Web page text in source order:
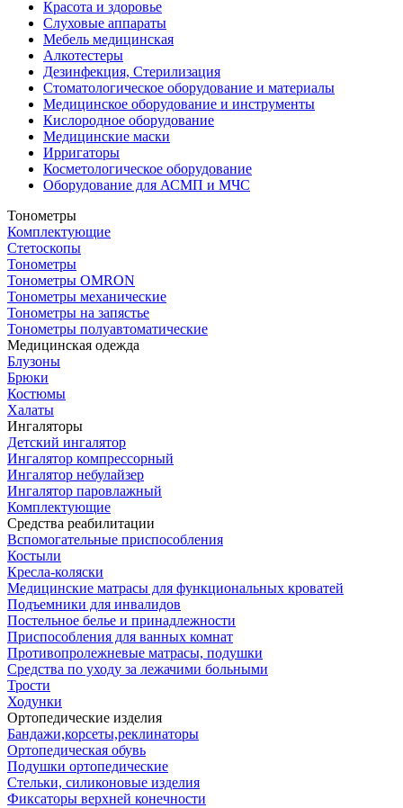
Красота и здоровье
Слуховые аппараты
Мебель медицинская
Алкотестеры
Дезинфекция, Стерилизация
Стоматологическое оборудование и материалы
Медицинское оборудование и инструменты
Кислородное оборудование
Медицинские маски
Ирригаторы
Косметологическое оборудование
Оборудование для АСМП и МЧС
Тонометры
Комплектующие
Стетоскопы
Тонометры
Тонометры OMRON
Тонометры механические
Тонометры на запястье
Тонометры полуавтоматические
Медицинская одежда
Блузоны
Брюки
Костюмы
Халаты
Ингаляторы
Детский ингалятор
Ингалятор компрессорный
Ингалятор небулайзер
Ингалятор паровлажный
Комплектующие
Средства реабилитации
Вспомогательные приспособления
Костыли
Кресла-коляски
Медицинские матрасы для функциональных кроватей
Подъемники для инвалидов
Постельное белье и принадлежности
Приспособления для ванных комнат
Противопролежневые матрасы, подушки
Средства по уходу за лежачими больными
Трости
Ходунки
Ортопедические изделия
Бандажи,корсеты,реклинаторы
Ортопедическая обувь
Подушки ортопедические
Стельки, силиконовые изделия
Фиксаторы верхней конечности